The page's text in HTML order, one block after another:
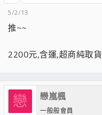
5/2/13
推~~
2200元,含運,超商純取貨
戀 戀嵐楓
一般般會員